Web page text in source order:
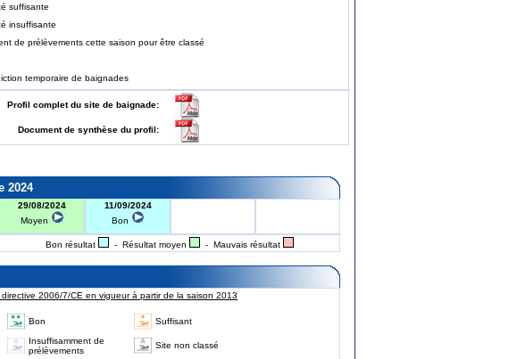
suffisante
insuffisante
de prélèvements cette saison pour être classé
temporaire de baignades
Profil complet du site de baignade:
Document de synthèse du profil:
2024
29/08/2024
Moyen
11/09/2024
Bon
Bon résultat - Résultat moyen - Mauvais résultat
2006/7/CE en vigueur à partir de la saison 2013
Bon Suffisant
Insuffisamment de
prélèvements
Site non classé